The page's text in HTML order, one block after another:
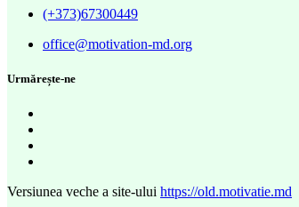
(+373)67300449
office@motivation-md.org
Urmărește-ne
Versiunea veche a site-ului https://old.motivatie.md